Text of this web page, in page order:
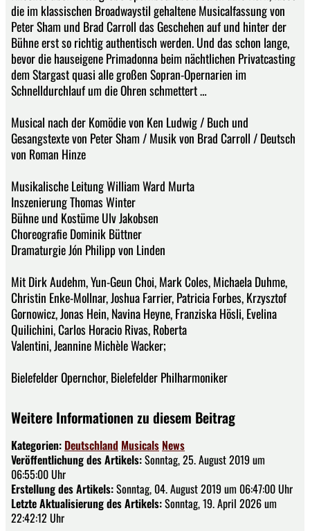
die im klassischen Broadwaystil gehaltene Musicalfassung von
Peter Sham und Brad Carroll das Geschehen auf und hinter der
Bühne erst so richtig authentisch werden. Und das schon lange,
bevor die hauseigene Primadonna beim nächtlichen Privatcasting
dem Stargast quasi alle großen Sopran-Opernarien im
Schnelldurchlauf um die Ohren schmettert …
Musical nach der Komödie von Ken Ludwig / Buch und
Gesangstexte von Peter Sham / Musik von Brad Carroll / Deutsch
von Roman Hinze
Musikalische Leitung William Ward Murta
Inszenierung Thomas Winter
Bühne und Kostüme Ulv Jakobsen
Choreografie Dominik Büttner
Dramaturgie Jón Philipp von Linden
Mit Dirk Audehm, Yun-Geun Choi, Mark Coles, Michaela Duhme,
Christin Enke-Mollnar, Joshua Farrier, Patricia Forbes, Krzysztof
Gornowicz, Jonas Hein, Navina Heyne, Franziska Hösli, Evelina
Quilichini, Carlos Horacio Rivas, Roberta
Valentini, Jeannine Michèle Wacker;
Bielefelder Opernchor, Bielefelder Philharmoniker
Weitere Informationen zu diesem Beitrag
Kategorien: Deutschland Musicals News
Veröffentlichung des Artikels:Sonntag, 25. August 2019 um
06:55:00 Uhr
Erstellung des Artikels:Sonntag, 04. August 2019 um 06:47:00 Uhr
Letzte Aktualisierung des Artikels:Sonntag, 19. April 2026 um
22:42:12 Uhr